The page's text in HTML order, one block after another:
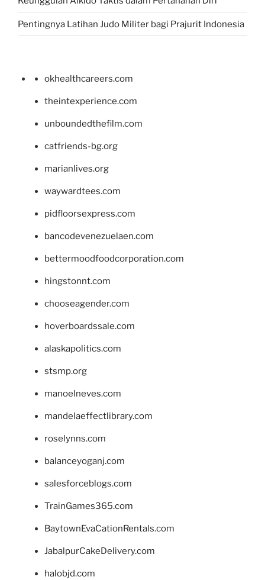
Pentingnya Latihan Judo Militer bagi Prajurit Indonesia
okhealthcareers.com
theintexperience.com
unboundedthefilm.com
catfriends-bg.org
marianlives.org
waywardtees.com
pidfloorsexpress.com
bancodevenezuelaen.com
bettermoodfoodcorporation.com
hingstonnt.com
chooseagender.com
hoverboardssale.com
alaskapolitics.com
stsmp.org
manoelneves.com
mandelaeffectlibrary.com
roselynns.com
balanceyoganj.com
salesforceblogs.com
TrainGames365.com
BaytownEvaCationRentals.com
JabalpurCakeDelivery.com
halobjd.com